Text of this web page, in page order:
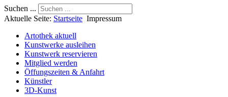
Suchen ...
Aktuelle Seite: Startseite Impressum
Artothek aktuell
Kunstwerke ausleihen
Kunstwerk reservieren
Mitglied werden
Öffungszeiten & Anfahrt
Künstler
3D-Kunst